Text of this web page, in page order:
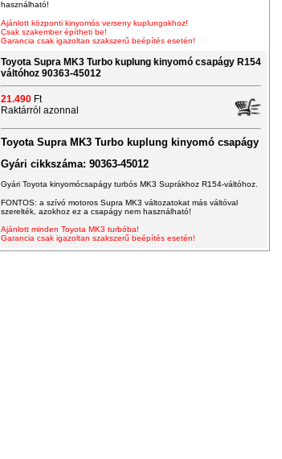
használható!
Ajánlott központi kinyomós verseny kuplungokhoz!
Csak szakember építheti be!
Garancia csak igazoltan szakszerű beépítés esetén!
Toyota Supra MK3 Turbo kuplung kinyomó csapágy R154
váltóhoz 90363-45012
21.490 Ft
Raktárról azonnal
Toyota Supra MK3 Turbo kuplung kinyomó csapágy
Gyári cikkszáma: 90363-45012
Gyári Toyota kinyomócsapágy turbós MK3 Suprákhoz R154-váltóhoz.
FONTOS: a szívó motoros Supra MK3 változatokat más váltóval
szerelték, azokhoz ez a csapágy nem használható!
Ajánlott minden Toyota MK3 turbóba!
Garancia csak igazoltan szakszerű beépítés esetén!